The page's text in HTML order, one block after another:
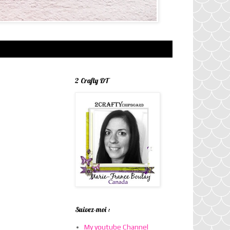
2 Crafty DT
Suivez-moi :
My youtube Channel